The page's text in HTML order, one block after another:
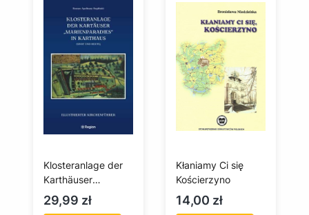
Klosteranlage der
Karthäuser
"Marienparadies" in
Karthaus
Cena
29,99 zł
Kłaniamy Ci się
Kościerzyno
Cena
14,00 zł